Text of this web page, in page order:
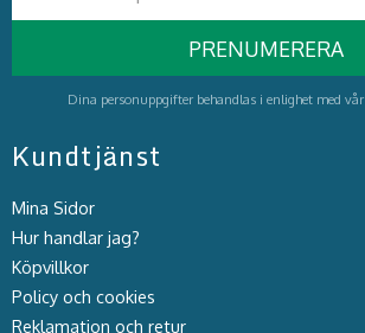
PRENUMERERA
Dina personuppgifter behandlas i enlighet med vår
Kundtjänst
Mina Sidor
Hur handlar jag?
Köpvillkor
Policy och cookies
Reklamation och retur